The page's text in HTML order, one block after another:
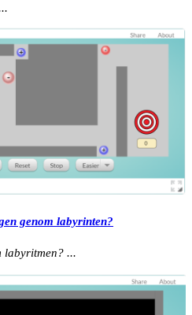
genom labyrinten?
labyritmen? ...